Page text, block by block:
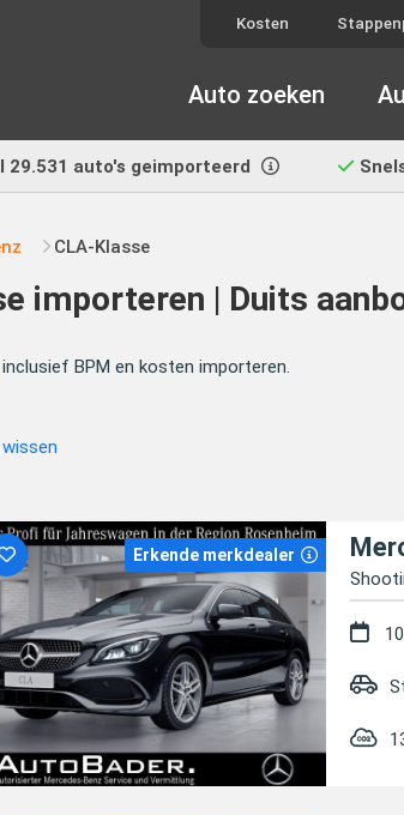
Kosten
Auto zoeken
29.531 auto's geimporteerd
CLA-Klasse
importeren | Duits
BPM en kosten importeren.
Erkende merkdealer